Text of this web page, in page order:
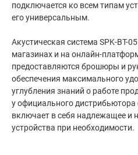
подключается ко всем типам
его универсальным.
Акустическая система SPK-BT-
магазинах и на онлайн-
предоставляются брошюры и
обеспечения максимального
углубления знаний о работе
у официального дистрибьютора
включает в себя надлежащее и
устройства при необходимости.